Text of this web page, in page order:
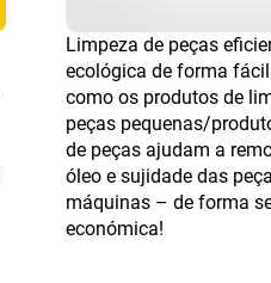
Limpeza de peças
ecológica de forma
como os produtos de
peças pequenas/
de peças ajudam a
óleo e sujidade das
máquinas – de forma
económica!